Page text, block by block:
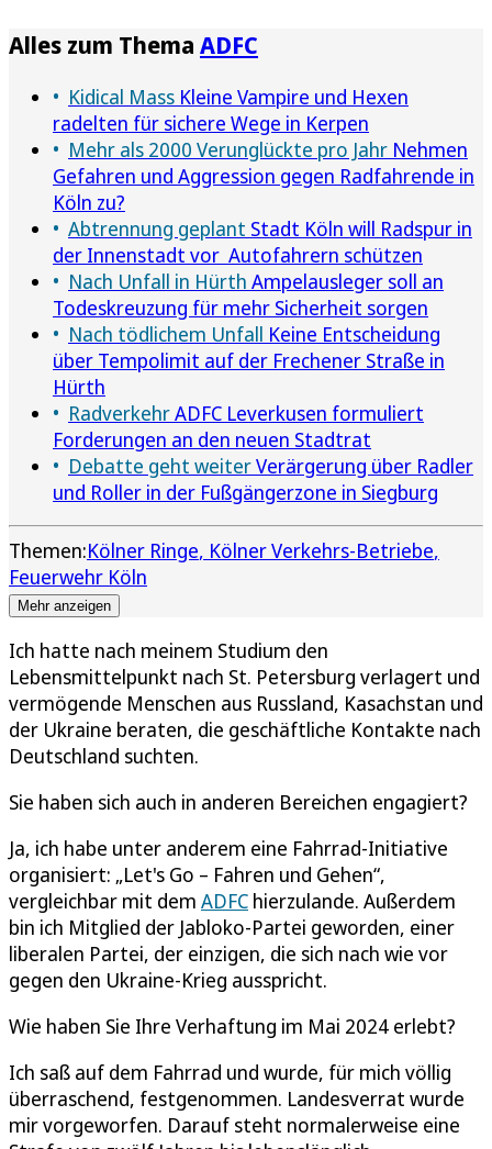
Alles zum Thema ADFC
Kidical Mass Kleine Vampire und Hexen
radelten für sichere Wege in Kerpen
Mehr als 2000 Verunglückte pro Jahr Nehmen
Gefahren und Aggression gegen Radfahrende in
Köln zu?
Abtrennung geplant Stadt Köln will Radspur in
der Innenstadt vor Autofahrern schützen
Nach Unfall in Hürth Ampelausleger soll an
Todeskreuzung für mehr Sicherheit sorgen
Nach tödlichem Unfall Keine Entscheidung
über Tempolimit auf der Frechener Straße in
Hürth
RadverkehrADFC Leverkusen formuliert
Forderungen an den neuen Stadtrat
Debatte geht weiterVerärgerung über Radler
und Roller in der Fußgängerzone in Siegburg
Themen:Kölner Ringe Kölner Verkehrs-Betriebe
Feuerwehr Köln
Mehr anzeigen
Ich hatte nach meinem Studium den
Lebensmittelpunkt nach St. Petersburg verlagert und
vermögende Menschen aus Russland, Kasachstan und
der Ukraine beraten, die geschäftliche Kontakte nach
Deutschland suchten.
Sie haben sich auch in anderen Bereichen engagiert?
Ja, ich habe unter anderem eine Fahrrad-Initiative
organisiert: „Let's Go – Fahren und Gehen“,
vergleichbar mit dem ADFC hierzulande. Außerdem
bin ich Mitglied der Jabloko-Partei geworden, einer
liberalen Partei, der einzigen, die sich nach wie vor
gegen den Ukraine-Krieg ausspricht.
Wie haben Sie Ihre Verhaftung im Mai 2024 erlebt?
Ich saß auf dem Fahrrad und wurde, für mich völlig
überraschend, festgenommen. Landesverrat wurde
mir vorgeworfen. Darauf steht normalerweise eine